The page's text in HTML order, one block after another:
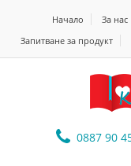
Начало За нас
Запитване за продукт
0887 90